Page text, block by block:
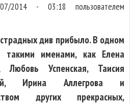
2014 - 03:18 пользователем
див прибыло. В одном
такими именами, как Елена
Любовь Успенская, Таисия
Ирина Аллегрова и
других прекрасных,